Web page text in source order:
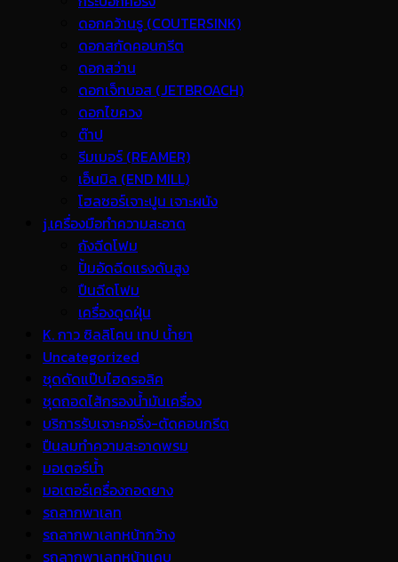
ดอกคว้านรู (COUTERSINK)
ดอกสกัดคอนกรีต
ดอกสว่าน
ดอกเจ็ทบอส (JETBROACH)
ดอกไขควง
ต๊าป
รีมเมอร์ (REAMER)
เอ็นมิล (END MILL)
โฮลซอร์เจาะปูน เจาะผนัง
j.เครื่องมือทำความสะอาด
ถังฉีดโฟม
ปั้มอัดฉีดแรงดันสูง
ปืนฉีดโฟม
เครื่องดูดฝุ่น
K. กาว ซิลลิโคน เทป น้ำยา
Uncategorized
ชุดดัดแป๊บไฮดรอลิค
ชุดถอดไส้กรองน้ำมันเครื่อง
บริการรับเจาะคอริ่ง-ตัดคอนกรีต
ปืนลมทำความสะอาดพรม
มอเตอร์น้ำ
มอเตอร์เครื่องถอดยาง
รถลากพาเลท
รถลากพาเลทหน้ากว้าง
รถลากพาเลทหน้าแคบ